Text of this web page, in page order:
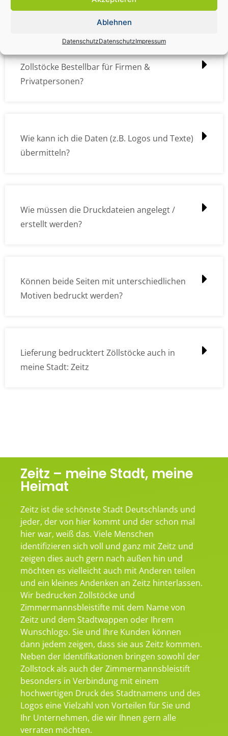
Ablehnen
DatenschutzDatenschutzImpressum
kostet das was?
Zollstöcke Bestellbar für Firmen &
Privatpersonen?
Wie kann ich die Daten (z.B. Logos und Texte)
übermitteln?
Wie müssen die Druckdateien angelegt /
erstellt werden?
Können beide Seiten mit unterschiedlichen
Motiven bedruckt werden?
Lieferung bedrucktert Zöllstöcke auch in
meine Stadt: Zeitz
Zeitz – meine Stadt, meine
Heimat
Zeitz ist die schönste Stadt Deutschlands und
jeder, der von hier kommt und der schon mal
hier war, weiß das. Viele Menschen
identifizieren sich voll und ganz mit Zeitz und
zeigen dies auch gern nach außen hin und
möchten es vielleicht auch mit Anderen teilen
und ein kleines Andenken an Zeitz hinterlassen.
Wir bedrucken Zollstöcke und
Zimmermannsbleistifte mit dem Name von
Zeitz und dem Stadtwappen oder Ihrem
Wunschlogo. Sie und Ihre Kunden können
dann jedem zeigen, dass sie aus Zeitz kommen.
Neben der Identifikationen bringen sowohl der
Zollstock als auch der Zimmermannsbleistift
besonders in Verbindung mit einem
hochwertigen Druck des Stadtnamens und des
Logos eine Vielzahl von Vorteilen für Sie und
Ihr Unternehmen, die wir Ihnen gern alle
verraten möchten.